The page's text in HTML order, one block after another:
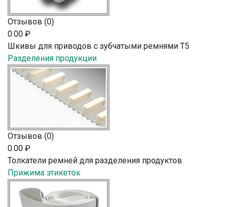
Отзывов (0)
0.00 ₽
Шкивы для приводов с зубчатыми ремнями T5
Разделения продукции
Отзывов (0)
0.00 ₽
Толкатели ремней для разделения продуктов
Прижима этикеток